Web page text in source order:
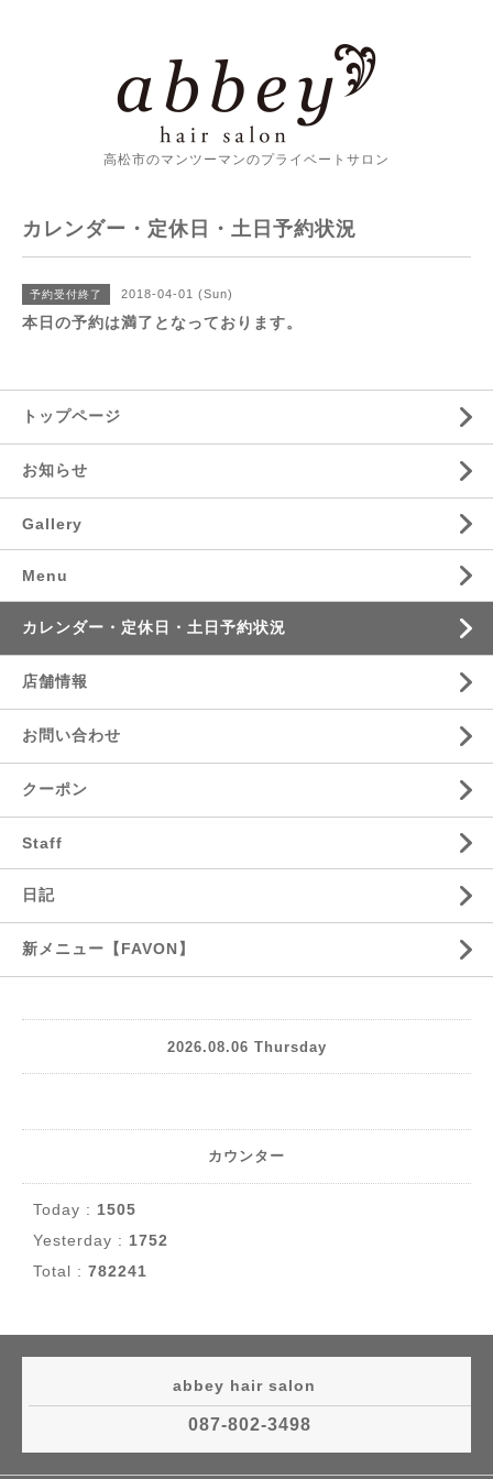
高松市のマンツーマンのプライベートサロン
カレンダー・定休日・土日予約状況
予約受付終了 2018-04-01 (Sun)
本日の予約は満了となっております。
トップページ
お知らせ
Gallery
Menu
カレンダー・定休日・土日予約状況
店舗情報
お問い合わせ
クーポン
Staff
日記
新メニュー【FAVON】
2026.08.06 Thursday
カウンター
Today : 1505
Yesterday : 1752
Total : 782241
abbey hair salon
087-802-3498